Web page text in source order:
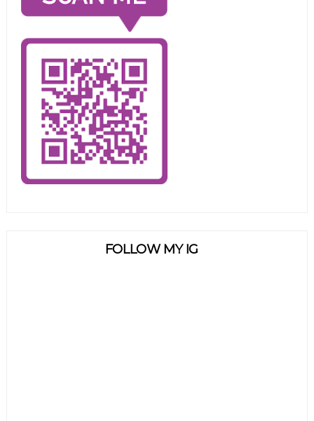
FOLLOW MY IG